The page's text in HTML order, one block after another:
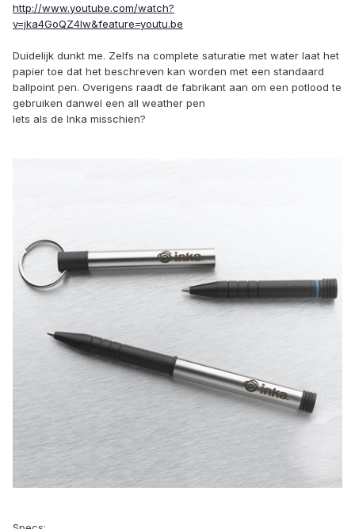
http://www.youtube.com/watch?
v=jka4GoQZ4lw&feature=youtu.be
Duidelijk dunkt me. Zelfs na complete saturatie met water laat het
papier toe dat het beschreven kan worden met een standaard
ballpoint pen. Overigens raadt de fabrikant aan om een potlood te
gebruiken danwel een all weather pen
Iets als de Inka misschien?